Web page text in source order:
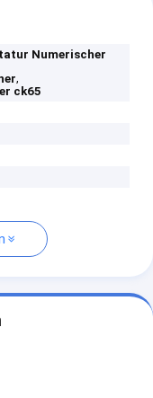
Numerischer
,
ck65